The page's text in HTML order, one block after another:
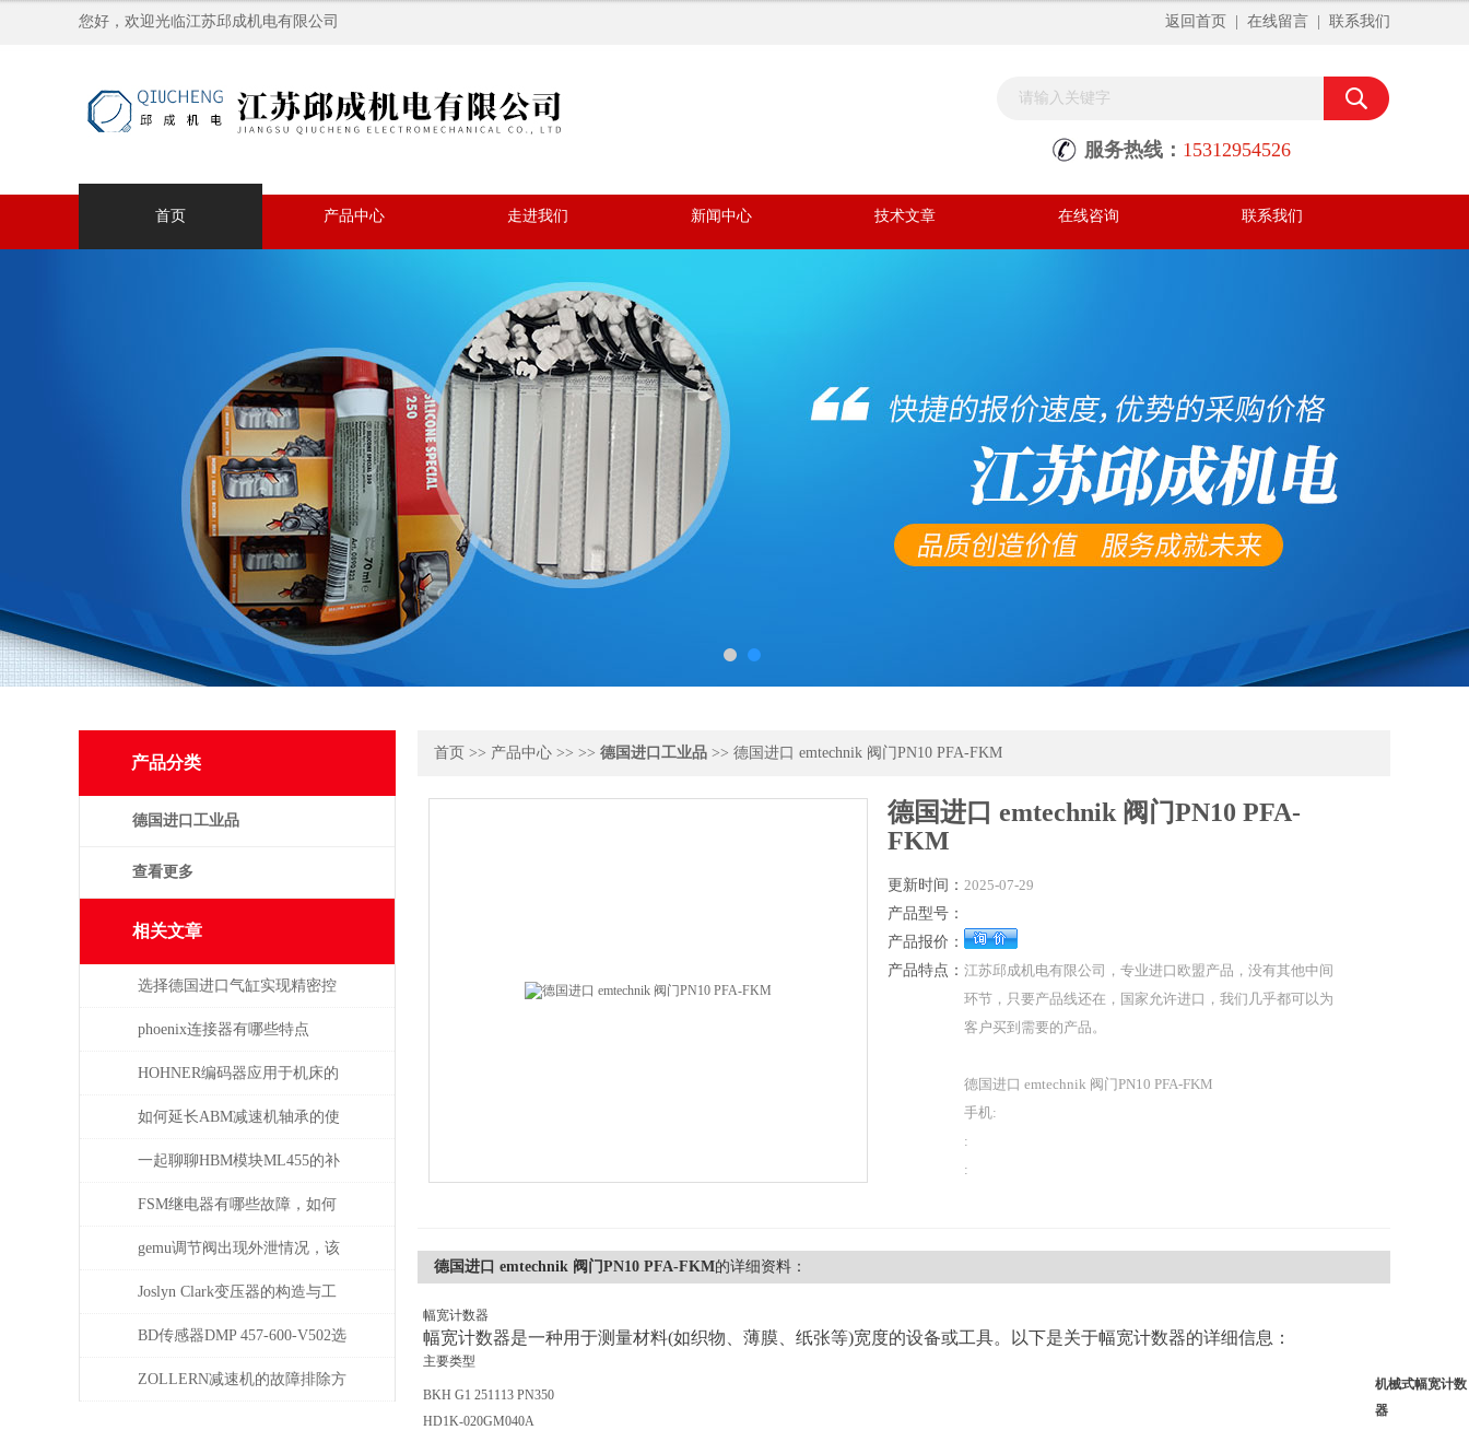
您好，欢迎光临江苏邱成机电有限公司 返回首页 在线留言 联系我们
服务热线： 15312954526
首页 产品中心 走进我们 新闻中心 技术文章 在线咨询 联系我们
产品分类
德国进口工业品
查看更多
相关文章
选择德国进口气缸实现精密控
制和动力传输
phoenix连接器有哪些特点
HOHNER编码器应用于机床的
位移测量和主轴控制
如何延长ABM减速机轴承的使
用寿命
一起聊聊HBM模块ML455的补
偿问题
FSM继电器有哪些故障，如何
解决
gemu调节阀出现外泄情况，该
如何处理
Joslyn Clark变压器的构造与工
作原理
BD传感器DMP 457-600-V502选
择使用注意事项
ZOLLERN减速机的故障排除方
首页 >> 产品中心 >> >> 德国进口工业品 >> 德国进口 emtechnik 阀门PN10 PFA-FKM
德国进口 emtechnik 阀门PN10 PFA-
FKM
更新时间： 2025-07-29
产品型号：
产品报价：
产品特点： 江苏邱成机电有限公司，专业进口欧盟产品，没有其他中间
环节，只要产品线还在，国家允许进口，我们几乎都可以为
客户买到需要的产品。
德国进口 emtechnik 阀门PN10 PFA-FKM
手机:
:
:
德国进口 emtechnik 阀门PN10 PFA-FKM的详细资料：
幅宽计数器
幅宽计数器是一种用于测量材料(如织物、薄膜、纸张等)宽度的设备或工具。以下是关于幅宽计数器的详细信息：
主要类型
BKH G1 251113 PN350
HD1K-020GM040A
机械式幅宽计数
器